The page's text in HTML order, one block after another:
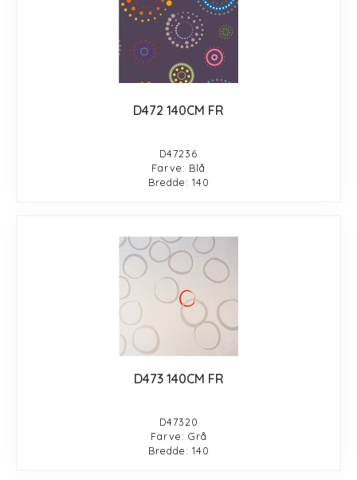
D472 140CM FR
D47236
Farve: Blå
Bredde: 140
D473 140CM FR
D47320
Farve: Grå
Bredde: 140